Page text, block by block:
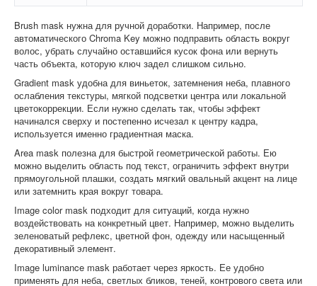
Brush mask нужна для ручной доработки. Например, после
автоматического Chroma Key можно подправить область вокруг
волос, убрать случайно оставшийся кусок фона или вернуть
часть объекта, которую ключ задел слишком сильно.
Gradient mask удобна для виньеток, затемнения неба, плавного
ослабления текстуры, мягкой подсветки центра или локальной
цветокоррекции. Если нужно сделать так, чтобы эффект
начинался сверху и постепенно исчезал к центру кадра,
используется именно градиентная маска.
Area mask полезна для быстрой геометрической работы. Ею
можно выделить область под текст, ограничить эффект внутри
прямоугольной плашки, создать мягкий овальный акцент на лице
или затемнить края вокруг товара.
Image color mask подходит для ситуаций, когда нужно
воздействовать на конкретный цвет. Например, можно выделить
зеленоватый рефлекс, цветной фон, одежду или насыщенный
декоративный элемент.
Image luminance mask работает через яркость. Ее удобно
применять для неба, светлых бликов, теней, контрового света или